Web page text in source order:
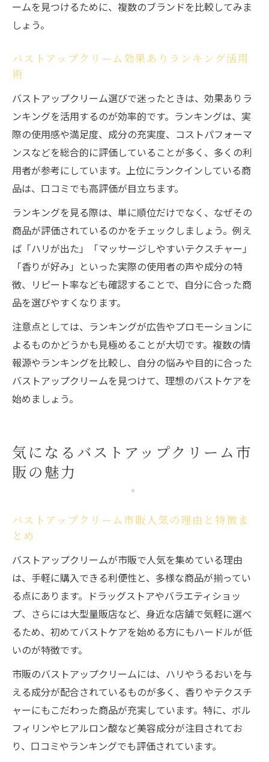
ームを見つけるために、複数のブランドを比較してみま
しょう。
バストアップクリーム効果ありランキング活用
術
バストアップクリーム選びで迷ったときは、効果ありラ
ンキングを活用するのが効率的です。ランキングは、実
際の使用感や満足度、成分の充実度、コストパフォーマ
ンスなどを総合的に評価していることが多く、多くの利
用者が参考にしています。上位にランクインしている商
品は、口コミでも高評価が目立ちます。
ランキングを見る際は、単に順位だけでなく、なぜその
商品が評価されているのかをチェックしましょう。例え
ば「ハリが出た」「マッサージしやすいテクスチャー」
「香りが好み」といった実際の使用者の声や成分の特
徴、リピート率なども確認することで、自分に合った商
品を選びやすくなります。
注意点としては、ランキングが広告やプロモーションに
よるものかどうかも見極めることが大切です。複数の情
報源やランキングを比較し、自分の悩みや目的に合った
バストアップクリームを見つけて、理想のバストケアを
始めましょう。
気になるバストアップクリーム市
販の魅力
バストアップクリーム市販人気の理由と特徴ま
とめ
バストアップクリームが市販で人気を集めている理由
は、手軽に購入できる利便性と、多様な商品が揃ってい
る点にあります。ドラッグストアやバラエティショッ
プ、さらには大型量販店など、身近な店舗で気軽に選べ
るため、初めてバストケアを始める方にもハードルが低
いのが特徴です。
市販のバストアップクリームには、ハリやうるおいを与
える成分が配合されているものが多く、香りやテクスチ
ャーにもこだわった商品が充実しています。特に、ボル
フィリンやヒアルロン酸など美容成分が注目されてお
り、口コミやランキングでも評価されています。